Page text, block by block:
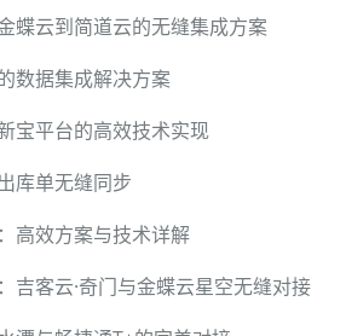
蝶云到简道云的无缝集成方案
数据集成解决方案
宝平台的高效技术实现
库单无缝同步
高效方案与技术详解
吉客云·奇门与金蝶云星空无缝对接